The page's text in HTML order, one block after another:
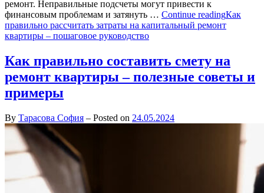
ремонт. Неправильные подсчеты могут привести к
финансовым проблемам и затянуть … Continue readingКак
правильно рассчитать затраты на капитальный ремонт
квартиры – пошаговое руководство
Как правильно составить смету на
ремонт квартиры – полезные советы и
примеры
By Тарасова София – Posted on 24.05.2024